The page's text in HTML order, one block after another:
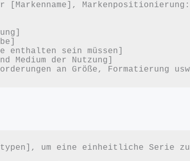
Markenpositionierung:
sein müssen]
Medium der Nutzung]
um eine einheitliche Serie zu